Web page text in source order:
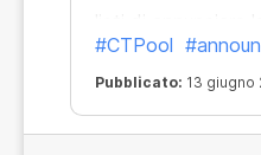
notizia: il sevizio
disponibile per il
#CTPool
Pubblicato: 13 giugno